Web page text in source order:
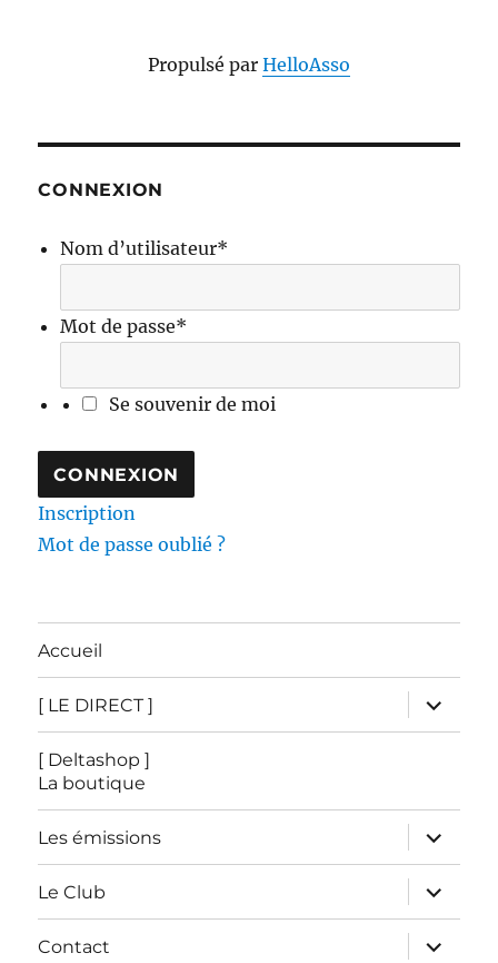
Propulsé par HelloAsso
CONNEXION
Nom d’utilisateur*
Mot de passe*
Se souvenir de moi
Inscription
Mot de passe oublié ?
Accueil
[ LE DIRECT ]
ouvrir
le
sous-
[ Deltashop ]
La boutique
Les émissions
ouvrir
le
sous-
menu
Le Club
ouvrir
le
sous-
menu
Contact
ouvrir
le